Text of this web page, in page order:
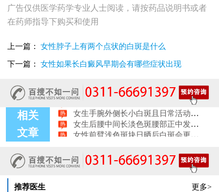
广告仅供医学药学专业人士阅读，请按药品说明书或者
在药师指导下购买和使用
上一篇： 女性脖子上有两个点状的白斑是什么
下一篇： 女性如果长白癜风早期会有哪些症状出现
相关
文章
女性手指关节长小白块指关节发白会不会扩
女性尾椎骨白斑是白癜风吗后背浅色皮损判断
女生腰窝长白斑凹陷脱色 警惕白癜风迹象
女性肩膀后侧长白块后背肩颈连接处发白怎么回事
女生鼻翼下方长淡白斑怎么回事？鼻下皮肤发白原因详解
女性膝盖后方腿窝淡白斑是怎么回事 隐蔽处白斑咨询
女性脸颊边缘长淡色块边界模糊白斑是怎么回事
女生手腕外侧长小白斑且日常活动发白，警惕白癜风信号
女生后腰中间长淡色斑腰部正中发白要紧吗
女性前臂浅色斑块日晒后白斑会更明显吗
女性锁骨下方长白块胸前浅色斑点会不会变白癜风
推荐医生 更多>